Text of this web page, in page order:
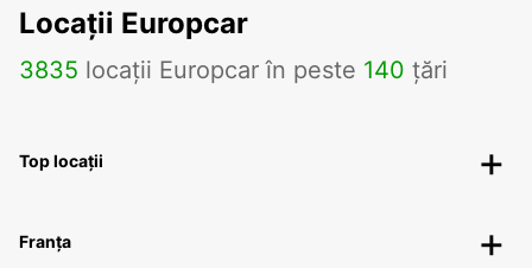
Locații Europcar
3835 locații Europcar în peste 140 țări
Top locații
Franța